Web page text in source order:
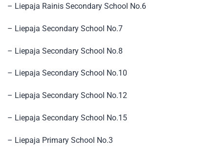
– Liepaja Rainis Secondary School No.6
– Liepaja Secondary School No.7
– Liepaja Secondary School No.8
– Liepaja Secondary School No.10
– Liepaja Secondary School No.12
– Liepaja Secondary School No.15
– Liepaja Primary School No.3